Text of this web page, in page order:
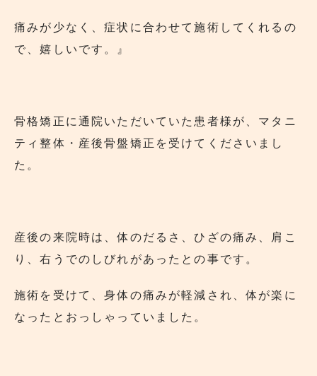
痛みが少なく、症状に合わせて施術してくれるの
で、嬉しいです。』
骨格矯正に通院いただいていた患者様が、マタニ
ティ整体・産後骨盤矯正を受けてくださいまし
た。
産後の来院時は、体のだるさ、ひざの痛み、肩こ
り、右うでのしびれがあったとの事です。
施術を受けて、身体の痛みが軽減され、体が楽に
なったとおっしゃっていました。